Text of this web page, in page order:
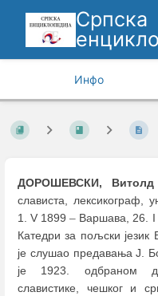
Српска
Инфо
ДОРОШЕВСКИ, Витолд
слависта, лексикограф,
1. V 1899– Варшава, 26. I
Катедри за пољски језик
је слушао предавања Ј.
је 1923. одбраном
славистике, чешког и